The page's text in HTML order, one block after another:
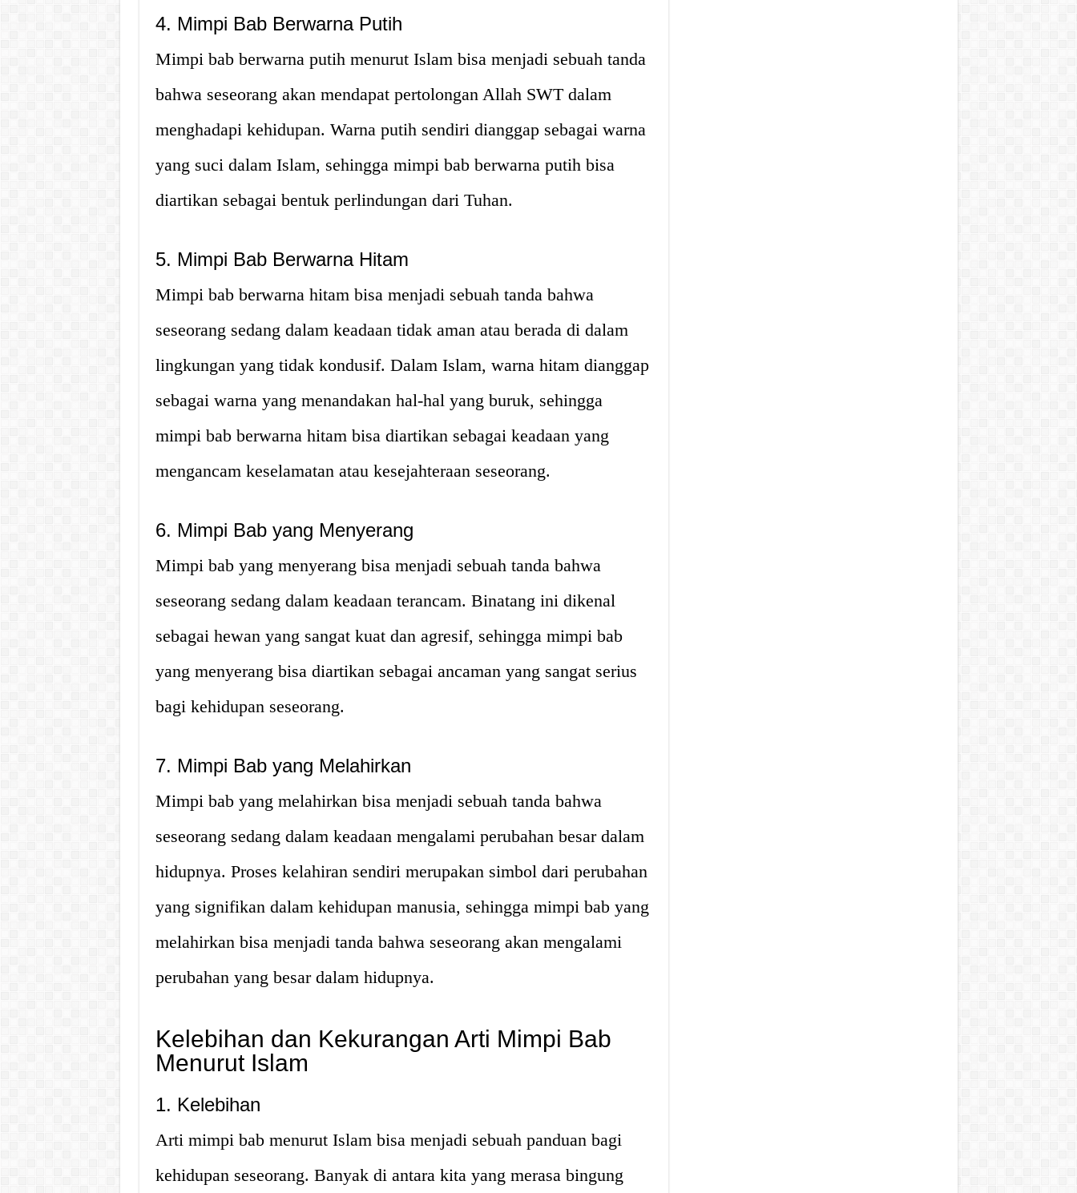
4. Mimpi Bab Berwarna Putih
Mimpi bab berwarna putih menurut Islam bisa menjadi sebuah tanda
bahwa seseorang akan mendapat pertolongan Allah SWT dalam
menghadapi kehidupan. Warna putih sendiri dianggap sebagai warna
yang suci dalam Islam, sehingga mimpi bab berwarna putih bisa
diartikan sebagai bentuk perlindungan dari Tuhan.
5. Mimpi Bab Berwarna Hitam
Mimpi bab berwarna hitam bisa menjadi sebuah tanda bahwa
seseorang sedang dalam keadaan tidak aman atau berada di dalam
lingkungan yang tidak kondusif. Dalam Islam, warna hitam dianggap
sebagai warna yang menandakan hal-hal yang buruk, sehingga
mimpi bab berwarna hitam bisa diartikan sebagai keadaan yang
mengancam keselamatan atau kesejahteraan seseorang.
6. Mimpi Bab yang Menyerang
Mimpi bab yang menyerang bisa menjadi sebuah tanda bahwa
seseorang sedang dalam keadaan terancam. Binatang ini dikenal
sebagai hewan yang sangat kuat dan agresif, sehingga mimpi bab
yang menyerang bisa diartikan sebagai ancaman yang sangat serius
bagi kehidupan seseorang.
7. Mimpi Bab yang Melahirkan
Mimpi bab yang melahirkan bisa menjadi sebuah tanda bahwa
seseorang sedang dalam keadaan mengalami perubahan besar dalam
hidupnya. Proses kelahiran sendiri merupakan simbol dari perubahan
yang signifikan dalam kehidupan manusia, sehingga mimpi bab yang
melahirkan bisa menjadi tanda bahwa seseorang akan mengalami
perubahan yang besar dalam hidupnya.
Kelebihan dan Kekurangan Arti Mimpi Bab
Menurut Islam
1. Kelebihan
Arti mimpi bab menurut Islam bisa menjadi sebuah panduan bagi
kehidupan seseorang. Banyak di antara kita yang merasa bingung